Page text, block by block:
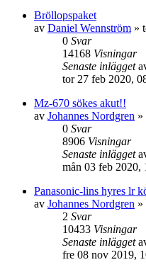
Bröllopspaket
av Daniel Wennström »
0 Svar
14168 Visningar
Senaste inlägget
tor 27 feb 2020,
Mz-670 sökes akut!!
av Johannes Nordgren »
0 Svar
8906 Visningar
Senaste inlägget
mån 03 feb 2020,
Panasonic-lins hyres lr
av Johannes Nordgren »
2 Svar
10433 Visningar
Senaste inlägget
fre 08 nov 2019,